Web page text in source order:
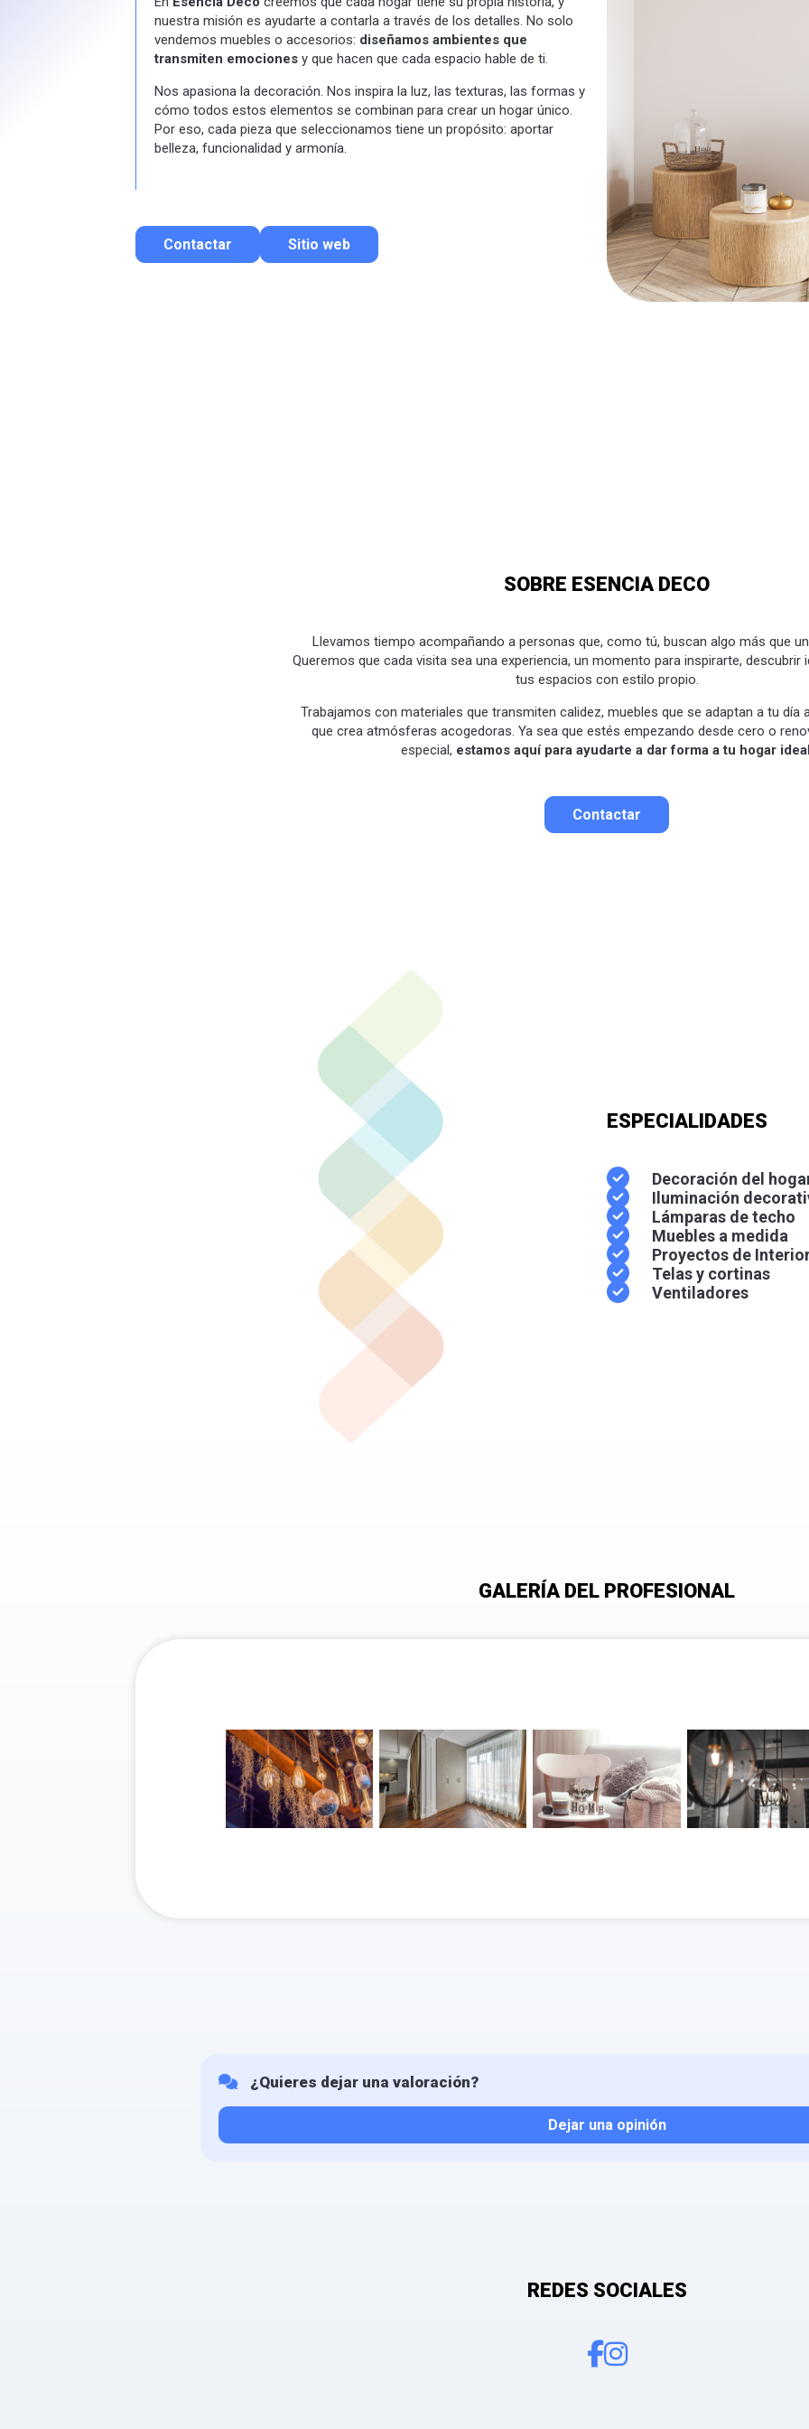
nuestra misión es ayudarte a contarla a través de los detalles. No solo
vendemos muebles o accesorios: diseñamos ambientes que
transmiten emociones y que hacen que cada espacio hable de ti.
Nos apasiona la decoración. Nos inspira la luz, las texturas, las formas y
cómo todos estos elementos se combinan para crear un hogar único.
Por eso, cada pieza que seleccionamos tiene un propósito: aportar
belleza, funcionalidad y armonía.
Contactar Sitio web
SOBRE ESENCIA DECO
Llevamos tiempo acompañando a personas que, como tú, buscan algo más que
Queremos que cada visita sea una experiencia, un momento para inspirarte, descubrir
tus espacios con estilo propio.
Trabajamos con materiales que transmiten calidez, muebles que se adaptan a tu día
que crea atmósferas acogedoras. Ya sea que estés empezando desde cero o
especial, estamos aquí para ayudarte a dar forma a tu hogar
Contactar
ESPECIALIDADES
Decoración del
Iluminación
Lámparas de techo
Muebles a medida
Proyectos de
Telas y cortinas
Ventiladores
GALERÍA DEL PROFESIONAL
¿Quieres dejar una valoración?
Dejar una opinión
REDES SOCIALES